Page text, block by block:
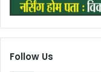
Follow Us